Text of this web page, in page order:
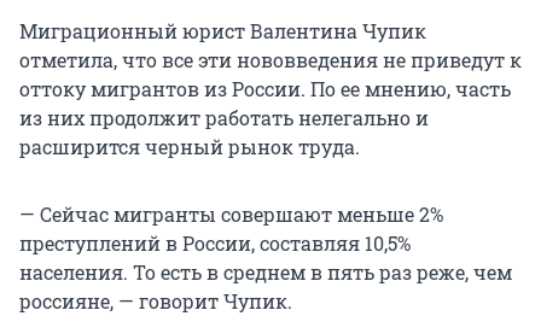
Миграционный юрист Валентина Чупик
отметила, что все эти нововведения не приведут к
оттоку мигрантов из России. По ее мнению, часть
из них продолжит работать нелегально и
расширится черный рынок труда.
— Сейчас мигранты совершают меньше 2%
преступлений в России, составляя 10,5%
населения. То есть в среднем в пять раз реже, чем
россияне, — говорит Чупик.